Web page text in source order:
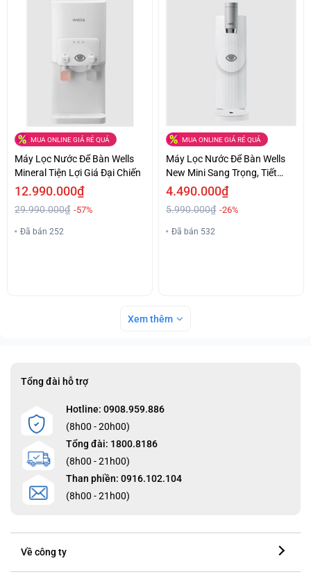
MUA ONLINE GIÁ RẺ QUÁ
Máy Lọc Nước Để Bàn Wells
Mineral Tiện Lợi Giá Đại Chiến
12.990.000₫
29.990.000₫ -57%
Đã bán 252
MUA ONLINE GIÁ RẺ QUÁ
Máy Lọc Nước Để Bàn Wells
New Mini Sang Trọng, Tiết
Kiệm Giá Tốt
4.490.000₫
5.990.000₫ -26%
Đã bán 532
Xem thêm
Tổng đài hỗ trợ
Hotline: 0908.959.886
(8h00 - 20h00)
Tổng đài: 1800.8186
(8h00 - 21h00)
Than phiền: 0916.102.104
(8h00 - 21h00)
Về công ty